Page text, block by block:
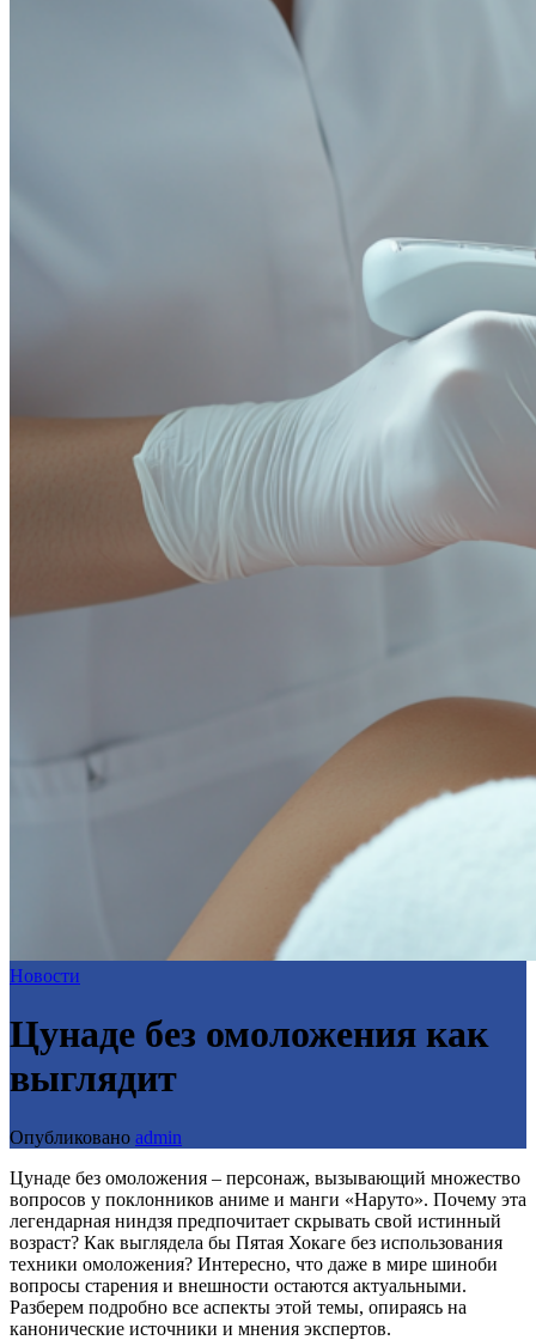
Новости
Цунаде без омоложения как
выглядит
Опубликовано admin
Цунаде без омоложения – персонаж, вызывающий множество
вопросов у поклонников аниме и манги «Наруто». Почему эта
легендарная ниндзя предпочитает скрывать свой истинный
возраст? Как выглядела бы Пятая Хокаге без использования
техники омоложения? Интересно, что даже в мире шиноби
вопросы старения и внешности остаются актуальными.
Разберем подробно все аспекты этой темы, опираясь на
канонические источники и мнения экспертов.